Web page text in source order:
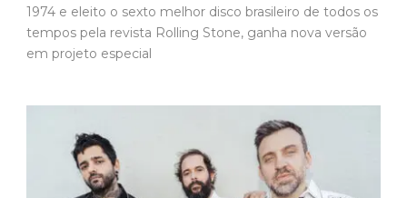
1974 e eleito o sexto melhor disco brasileiro de todos os
tempos pela revista Rolling Stone, ganha nova versão
em projeto especial